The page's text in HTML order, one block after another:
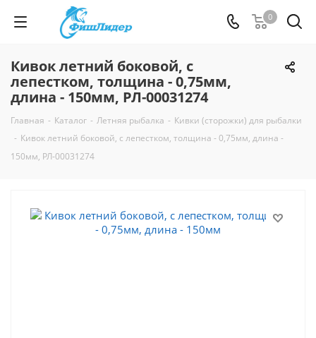
0
Кивок летний боковой, с
лепестком, толщина - 0,75мм,
длина - 150мм, РЛ-00031274
Главная - Каталог - Летняя рыбалка - Кивки (сторожки) для рыбалки
- Кивок летний боковой, с лепестком, толщина - 0,75мм, длина -
150мм, РЛ-00031274